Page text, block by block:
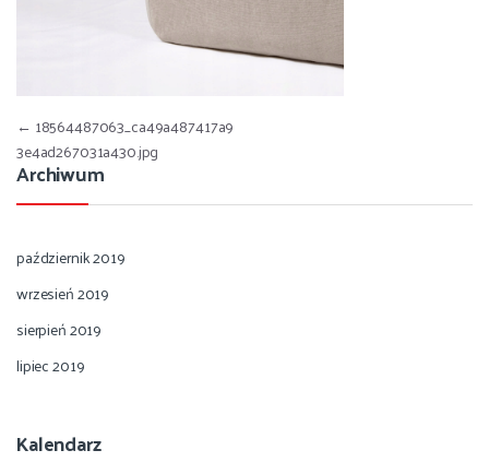
Nawigacja wpisu
← 18564487063_ca49a487417a9
3e4ad267031a430.jpg
Archiwum
październik 2019
wrzesień 2019
sierpień 2019
lipiec 2019
Kalendarz